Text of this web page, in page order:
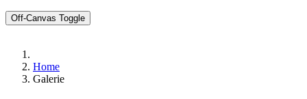
Off-Canvas Toggle
Home
Galerie